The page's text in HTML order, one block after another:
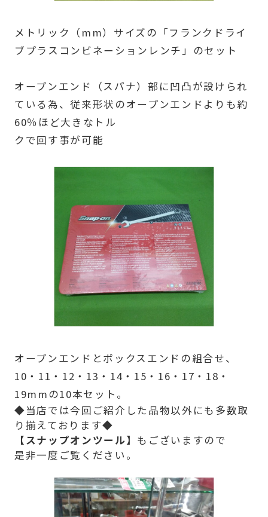
メトリック（mm）サイズの「フランクドライ
ブプラスコンビネーションレンチ」のセット
オープンエンド（スパナ）部に凹凸が設けられ
ている為、従来形状のオープンエンドよりも約
60％ほど大きなトル
クで回す事が可能
オープンエンドとボックスエンドの組合せ、
10・11・12・13・14・15・16・17・18・
19mmの10本セット。
◆当店では今回ご紹介した品物以外にも多数取
り揃えております◆
【スナップオンツール】 もございますので
是非一度ご覧ください。